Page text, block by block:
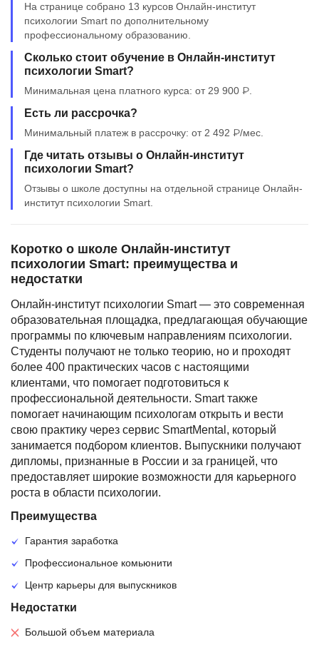
На странице собрано 13 курсов Онлайн-институт
психологии Smart по дополнительному
профессиональному образованию.
Сколько стоит обучение в Онлайн-институт
психологии Smart?
Минимальная цена платного курса: от 29 900 ₽.
Есть ли рассрочка?
Минимальный платеж в рассрочку: от 2 492 ₽/мес.
Где читать отзывы о Онлайн-институт
психологии Smart?
Отзывы о школе доступны на отдельной странице Онлайн-
институт психологии Smart.
Коротко о школе Онлайн-институт
психологии Smart: преимущества и
недостатки
Онлайн-институт психологии Smart — это современная
образовательная площадка, предлагающая обучающие
программы по ключевым направлениям психологии.
Студенты получают не только теорию, но и проходят
более 400 практических часов с настоящими
клиентами, что помогает подготовиться к
профессиональной деятельности. Smart также
помогает начинающим психологам открыть и вести
свою практику через сервис SmartMental, который
занимается подбором клиентов. Выпускники получают
дипломы, признанные в России и за границей, что
предоставляет широкие возможности для карьерного
роста в области психологии.
Преимущества
Гарантия заработка
Профессиональное комьюнити
Центр карьеры для выпускников
Недостатки
Большой объем материала